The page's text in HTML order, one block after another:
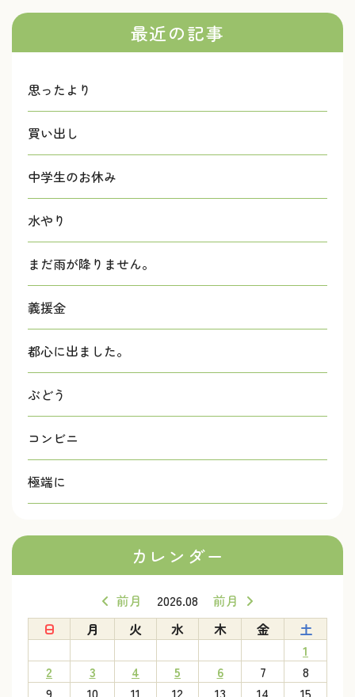
最近の記事
思ったより
買い出し
中学生のお休み
水やり
まだ雨が降りません。
義援金
都心に出ました。
ぶどう
コンビニ
極端に
カレンダー
前月 2026.08
前月
日
月 火 水 木 金
土
1
2
3 4 5 6 7
8
9
10 11 12 13 14 15